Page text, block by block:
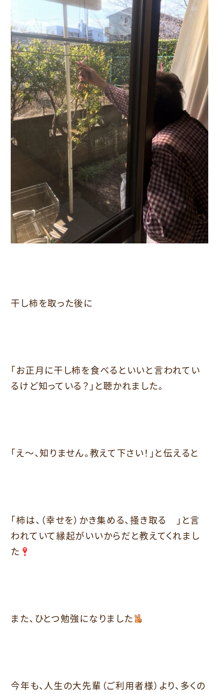
干し柿を取った後に
「お正月に干し柿を食べるといいと言われてい
るけど知っている？」と聴かれました。
「え～、知りません。教えて下さい！」と伝えると
「柿は、（幸せを）かき集める、掻き取る 」と言
われていて縁起がいいからだと教えてくれまし
た
また、ひとつ勉強になりました
今年も、人生の大先輩（ご利用者様）より、多くの